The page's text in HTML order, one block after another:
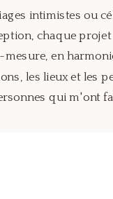
intimistes ou
chaque projet
en
les lieux et les
qui m'ont